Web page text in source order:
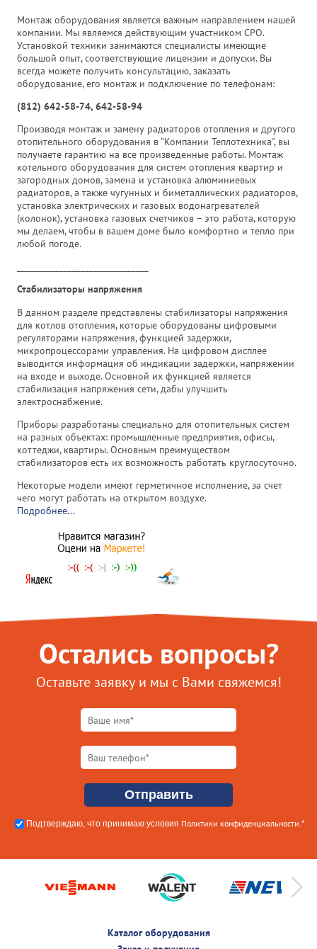
Монтаж оборудования является важным направлением нашей
компании. Мы являемся действующим участником СРО.
Установкой техники занимаются специалисты имеющие
большой опыт, соответствующие лицензии и допуски. Вы
всегда можете получить консультацию, заказать
оборудование, его монтаж и подключение по телефонам:
(812) 642-58-74, 642-58-94
Производя монтаж и замену радиаторов отопления и другого
отопительного оборудования в "Компании Теплотехника", вы
получаете гарантию на все произведенные работы. Монтаж
котельного оборудования для систем отопления квартир и
загородных домов, замена и установка алюминиевых
радиаторов, а также чугунных и биметаллических радиаторов,
установка электрических и газовых водонагревателей
(колонок), установка газовых счетчиков – это работа, которую
мы делаем, чтобы в вашем доме было комфортно и тепло при
любой погоде.
Стабилизаторы напряжения
В данном разделе представлены стабилизаторы напряжения
для котлов отопления, которые оборудованы цифровыми
регуляторами напряжения, функцией задержки,
микропроцессорами управления. На цифровом дисплее
выводится информация об индикации задержки, напряжении
на входе и выходе. Основной их функцией является
стабилизация напряжения сети, дабы улучшить
электроснабжение.
Приборы разработаны специально для отопительных систем
на разных объектах: промышленные предприятия, офисы,
коттеджи, квартиры. Основным преимуществом
стабилизаторов есть их возможность работать круглосуточно.
Некоторые модели имеют герметичное исполнение, за счет
чего могут работать на открытом воздухе.
Подробнее...
Остались вопросы?
Оставьте заявку и мы с Вами свяжемся!
Подтверждаю, что принимаю условия Политики конфиденциальности .*
Каталог оборудования